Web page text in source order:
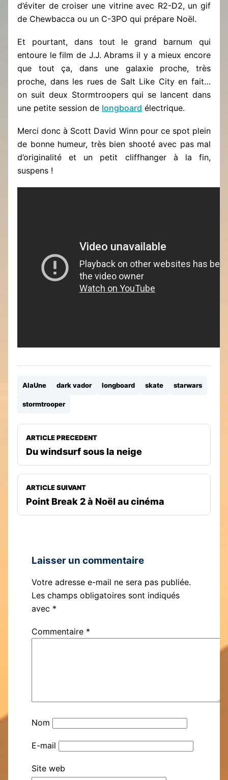
d’éviter de croiser une vitrine avec R2-D2, un gif
de Chewbacca ou un C-3PO qui prépare Noël.
Et pourtant, dans tout le grand barnum qui
entoure le film de J.J. Abrams il y a mieux encore
que tout ça, dans une galaxie proche, très
proche, dans les rues de Salt Like City en fait…
on suit deux Stormtroopers qui se lancent dans
une petite session de longboard électrique.
Merci donc à Scott David Winn pour ce spot plein
de bonne humeur, très bien shooté avec pas mal
d’originalité et un petit cliffhanger à la fin,
suspens !
AlaUne dark vador longboard skate starwars
stormtrooper
ARTICLE PRECEDENT
Du windsurf sous la neige
ARTICLE SUIVANT
Point Break 2 à Noël au cinéma
Laisser un commentaire
Votre adresse e-mail ne sera pas publiée.
Les champs obligatoires sont indiqués
avec *
Commentaire *
Nom
E-mail
Site web